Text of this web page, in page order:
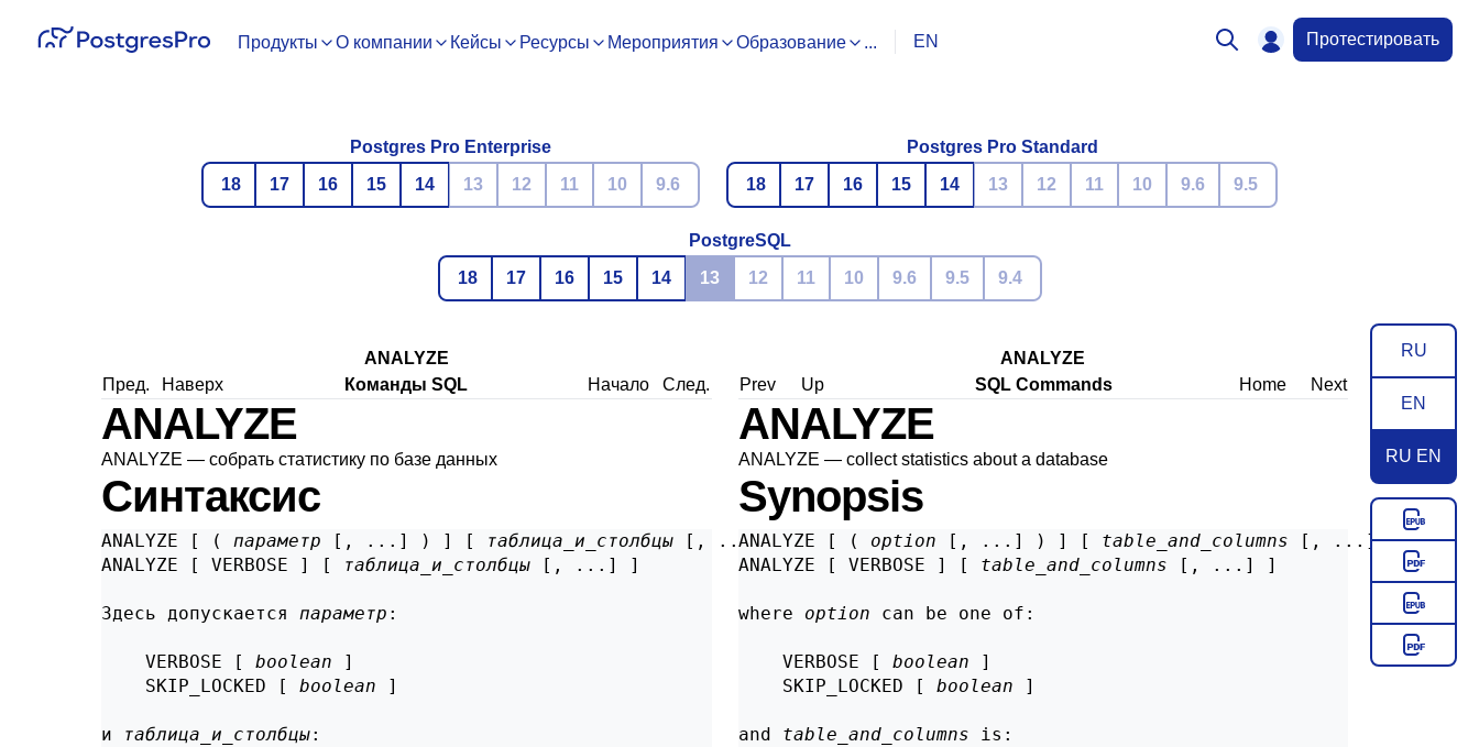
Продукты О компании Кейсы Ресурсы Мероприятия Образование ... EN Протестировать
Postgres Pro Enterprise
18
17 16 15 14 13 12 11 10 9.6
Postgres Pro Standard
18
17 16 15 14 13 12 11 10 9.6 9.5
PostgreSQL
18
17 16 15 14 13 12 11 10 9.6 9.5 9.4
RU
EN
RU EN
ANALYZE
Пред.
Наверх Команды SQL Начало След.
ANALYZE
ANALYZE — собрать статистику по базе данных
Синтаксис
ANALYZE [ ( параметр [, ...] ) ] [ таблица_и_столбцы [, ...] ]
ANALYZE [ VERBOSE ] [
таблица_и_столбцы [, ...] ]
Здесь допускается параметр :
    VERBOSE [
boolean ]
    SKIP_LOCKED [
boolean ]
и таблица_и_столбцы:
ANALYZE
Prev
Up SQL Commands Home Next
ANALYZE
ANALYZE — collect statistics about a database
Synopsis
ANALYZE [ ( option [, ...] ) ] [ table_and_columns [, ...] ]
ANALYZE [ VERBOSE ] [ table_and_columns [, ...] ]
where option can be one of:
    VERBOSE [
boolean ]
    SKIP_LOCKED [
boolean ]
and table_and_columns is: